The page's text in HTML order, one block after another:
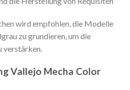
wird empfohlen, die Modelle
zu grundieren, um die
verstärken.
Vallejo Mecha Color